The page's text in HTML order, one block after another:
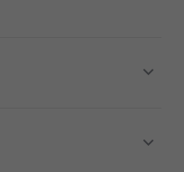
inklusive moms och